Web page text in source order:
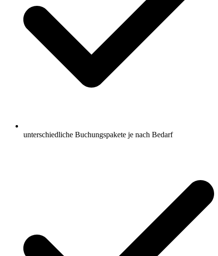
unterschiedliche Buchungspakete je nach Bedarf